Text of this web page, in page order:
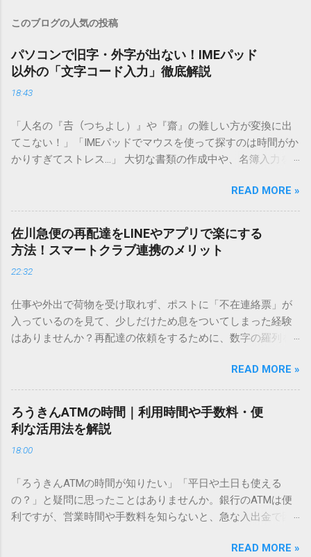
このブログの人気の投稿
パソコンで旧字・外字が出ない！IMEパッド
以外の「文字コード入力」徹底解説
18:43
「人名の『𠮷（つちよし）』や『齋』の難しい方が変換に出
てこない！」「IMEパッドでマウスを使って探すのは時間がか
かりすぎてストレス…」 大切な書類の作成中や、名簿入力を
てしまいますよね。多くの人が「IMEパッド（手書き入力）」
を使いますが、実はマウスで一画ずつ書くのは非効率です
し、似た漢字が多すぎて結局見つからないことも少なくあり
ません。 そこで今回は、IMEパッドを使わずに、特定のコー
ドを打ち込むだけで一瞬で旧字や外字、特殊記号を呼び出す
「文字コード入力」のテクニックを詳しく解説します。 この
必要はありません。 1. なぜ「変換」しても旧字・外字が出て
こないのか？ そもそも、なぜ普通の変換で出てこない漢字が
あるのでしょうか。その理由は、パソコンが文字を認識する
は、JIS規格（日本産業規格）によって「第1水準」「第2水
準」といった形で整理されています。しかし、人名や地名に
使われる非常に古い漢字（旧字）や、特定の組織だけで作ら
れた「外字」は、この一般的な変換リストに含まれていない
ン上のすべての文字には、いわば「住所」のような番号が割
り振られています。変換候補に出ない文字でも、この住所
（コード）を直接指定すれば、確実に呼び出すことができる
のです。 2. Windows標準機能！文字コードで漢字を出す「16
進数入力」 最も汎用性が高く、特別なソフトも不要なのが
READ MORE »
佐川急便の再配達をLINEやアプリで楽にする
方法！スマートクラブ連携のメリット
22:32
仕事や外出で荷物を受け取れず、ポストに「不在連絡票」が
入っているのを見て、少しだけため息をついてしまった経験
はありませんか？再配達の依頼をするために、数字の羅列を
ことに申し訳なさを感じたりすることもあるかもしれませ
ん。 「もっとスムーズに、自分のタイミングで受け取りた
い」 「わざわざ電話をかけずに、スマホ一つで完結させた
い」 そんな願いを叶えてくれるのが、佐川急便の会員制サー
ビス「スマートクラブ」と、LINEや公式アプリの連携です。
これらを活用するだけで、再配達のストレスは驚くほど軽く
受け取り術と、連携による具体的なメリットを徹底解説しま
す。 佐川急便の再配達が劇的に変わる「スマートクラブ」と
は？ まず押さえておきたいのが、佐川急便の個人向け無料会
READ MORE »
ろうきんATMの時間｜利用時間や手数料・便
利な活用法を解説
18:00
「ろうきんATMの時間が知りたい」「平日や土日も使える
の？」と疑問に思ったことはありませんか。銀行のATMは便
利ですが、営業時間や手数料を知らないと、急な入出金で困
ATM営業時間や利用の注意点、便利な活用法 を詳しく解説し
READ MORE »